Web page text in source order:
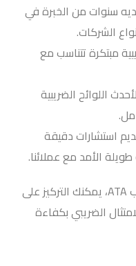
سنوات من الخبرة في
الشركات.
مبتكرة تتناسب مع
اللوائح الضريبية
استشارات دقيقة
الأمد مع عملائنا.
من خلال استشاراتنا الضريبية في مكتب ATA، يمكنك التركيز على
الضريبي بكفاءة